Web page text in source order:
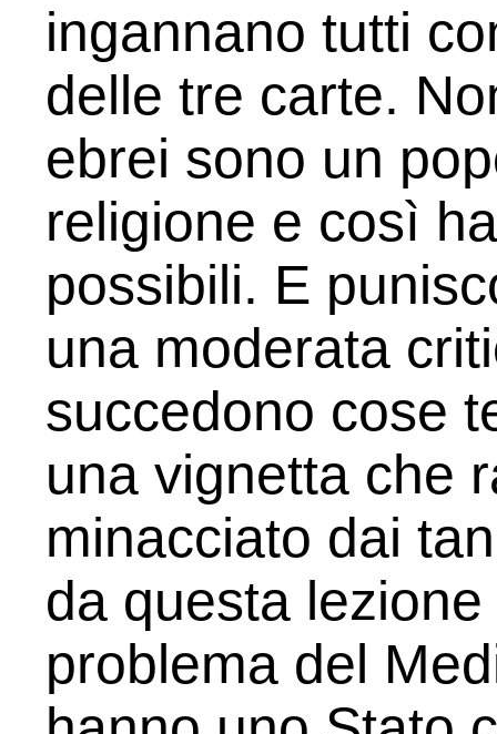
ingannano tutti
delle tre carte.
ebrei sono un
religione e così
possibili. E
una moderata
succedono cose
una vignetta che
minacciato dai
da questa
problema del